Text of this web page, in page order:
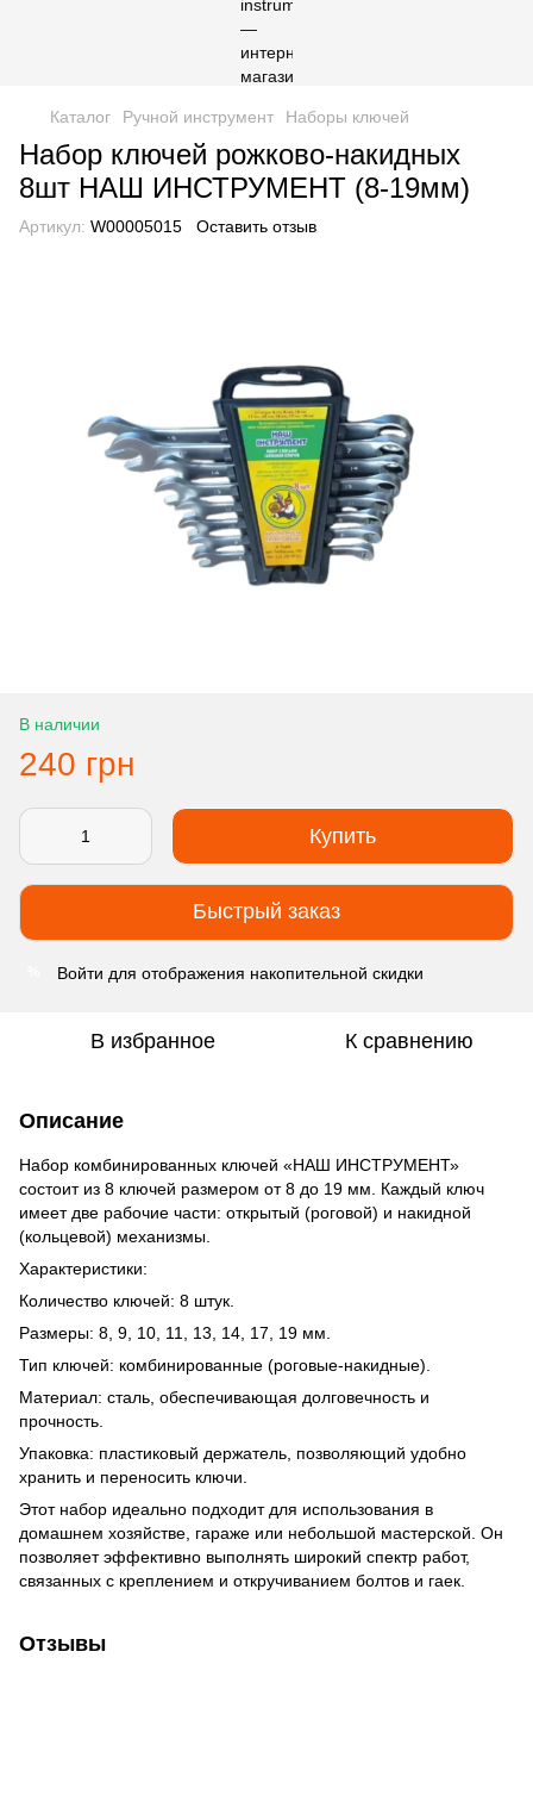
Каталог Ручной инструмент Наборы ключей
Набор ключей рожково-накидных
8шт НАШ ИНСТРУМЕНТ (8-19мм)
Артикул: W00005015 Оставить отзыв
В наличии
240 грн
Купить
Быстрый заказ
Войти для отображения накопительной скидки
В избранное К сравнению
Описание
Набор комбинированных ключей «НАШ ИНСТРУМЕНТ»
состоит из 8 ключей размером от 8 до 19 мм. Каждый ключ
имеет две рабочие части: открытый (роговой) и накидной
(кольцевой) механизмы.
Характеристики:
Количество ключей: 8 штук.
Размеры: 8, 9, 10, 11, 13, 14, 17, 19 мм.
Тип ключей: комбинированные (роговые-накидные).
Материал: сталь, обеспечивающая долговечность и
прочность.
Упаковка: пластиковый держатель, позволяющий удобно
хранить и переносить ключи.
Этот набор идеально подходит для использования в
домашнем хозяйстве, гараже или небольшой мастерской. Он
позволяет эффективно выполнять широкий спектр работ,
связанных с креплением и откручиванием болтов и гаек.
Отзывы